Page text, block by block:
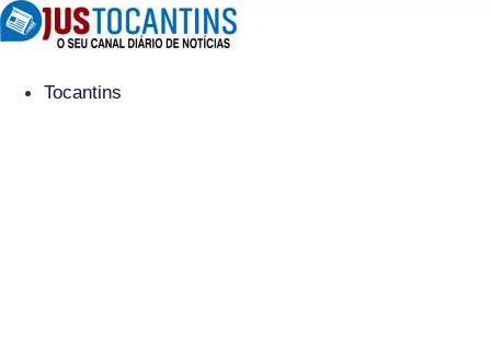
Tocantins